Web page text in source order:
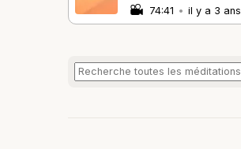
74:41 • il y a 3 ans